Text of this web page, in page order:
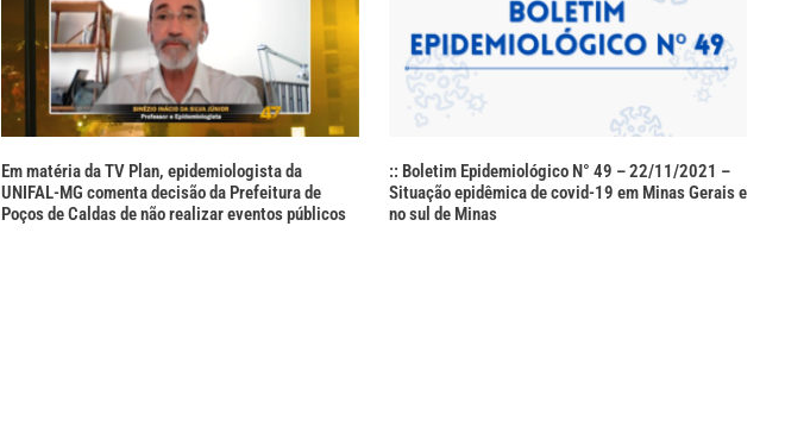
Em matéria da TV Plan, epidemiologista da
UNIFAL-MG comenta decisão da Prefeitura de
Poços de Caldas de não realizar eventos públicos
:: Boletim Epidemiológico N° 49 – 22/11/2021 –
Situação epidêmica de covid-19 em Minas Gerais e
no sul de Minas